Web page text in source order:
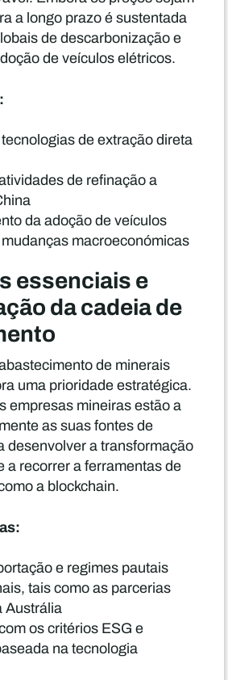
a longo prazo é sustentada
de descarbonização e
de veículos elétricos.
de extração direta
de refinação a
da adoção de veículos
macroeconómicas
essenciais e
da cadeia de
de minerais
uma prioridade estratégica.
empresas mineiras estão a
as suas fontes de
desenvolver a transformação
a recorrer a ferramentas de
a blockchain.
e regimes pautais
tais como as parcerias
Austrália
os critérios ESG e
na tecnologia